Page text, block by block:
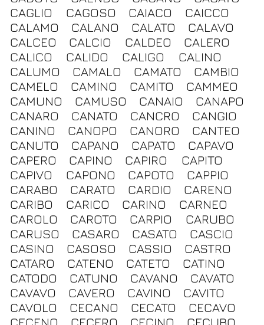
CAGLIO
CAGOSO CAIACO
CAICCO
CALAMO
CALANO CALATO
CALAVO
CALCEO
CALCIO CALDEO
CALERO
CALICO
CALIDO CALIGO
CALINO
CALUMO
CAMALO CAMATO
CAMBIO
CAMELO
CAMINO CAMITO
CAMMEO
CAMUNO
CAMUSO CANAIO
CANAPO
CANARO
CANATO CANCRO
CANGIO
CANINO
CANOPO CANORO
CANTEO
CANUTO
CAPANO CAPATO
CAPAVO
CAPERO
CAPINO CAPIRO
CAPITO
CAPIVO
CAPONO CAPOTO
CAPPIO
CARABO
CARATO CARDIO
CARENO
CARIBO
CARICO CARINO
CARNEO
CAROLO
CAROTO CARPIO
CARUBO
CARUSO
CASARO CASATO
CASCIO
CASINO
CASOSO CASSIO
CASTRO
CATARO
CATENO CATETO
CATINO
CATODO
CATUNO CAVANO
CAVATO
CAVAVO
CAVERO CAVINO
CAVITO
CAVOLO
CECANO CECATO
CECAVO